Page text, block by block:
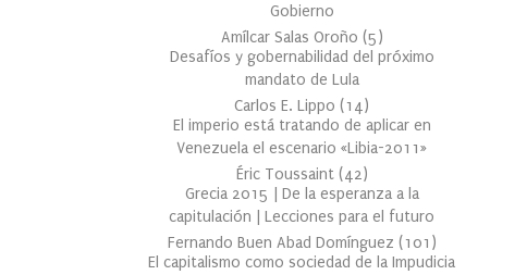
Gobierno
Amílcar Salas Oroño (5)
Desafíos y gobernabilidad del próximo
mandato de Lula
Carlos E. Lippo (14)
El imperio está tratando de aplicar en
Venezuela el escenario «Libia-2011»
Éric Toussaint (42)
Grecia 2015 | De la esperanza a la
capitulación | Lecciones para el futuro
Fernando Buen Abad Domínguez (101 )
El capitalismo como sociedad de la Impudicia